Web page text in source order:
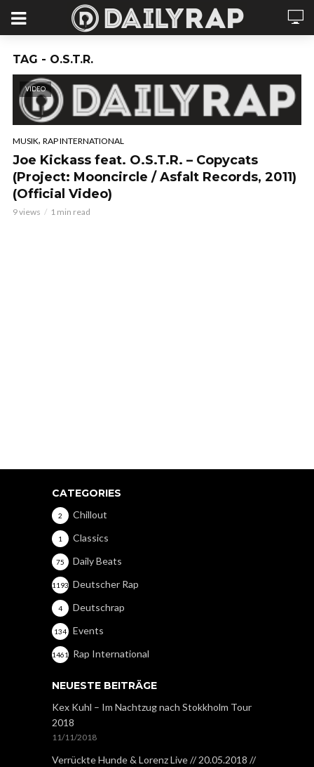
TAG - O.S.T.R.
VIDEO
MUSIK, RAP INTERNATIONAL
Joe Kickass feat. O.S.T.R. – Copycats
(Project: Mooncircle / Asfalt Records, 2011)
(Official Video)
9 views 1 min read
CATEGORIES
Chillout
2
Classics
1
Daily Beats
75
Deutscher Rap
1193
Deutschrap
4
Events
134
Rap International
1461
NEUESTE BEITRÄGE
Kex Kuhl – Im Nachtzug nach Stokkholm Tour
2018
11/11/2018
Verrückte Hunde & Lorenz Live // 20.05.2018 //